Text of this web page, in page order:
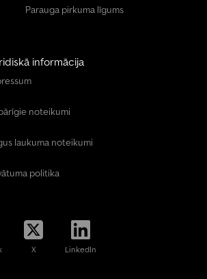
Parauga pirkuma līgums
informācija
noteikumi
laukuma noteikumi
politika
X LinkedIn